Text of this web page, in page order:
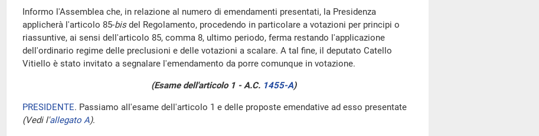
Informo l'Assemblea che, in relazione al numero di emendamenti presentati, la Presidenza
applicherà l'articolo 85-bisdel Regolamento, procedendo in particolare a votazioni per principi o
riassuntive, ai sensi dell'articolo 85, comma 8, ultimo periodo, ferma restando l'applicazione
dell'ordinario regime delle preclusioni e delle votazioni a scalare. A tal fine, il deputato Catello
Vitiello è stato invitato a segnalare l'emendamento da porre comunque in votazione.
(Esame dell'articolo 1 - A.C. 1455-A)
PRESIDENTE. Passiamo all'esame dell'articolo 1 e delle proposte emendative ad esso presentate
(Vedi l'allegato A).